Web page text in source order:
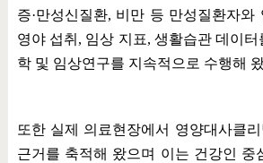
증·만성신질환, 비만 등 만성질환자와
영야 섭취 , 임상 지표,생활습관 데이터
학 및 임상연구를 지속적으로 수행해
또한 실제 의료현장에서 영양대사클
근거를 축적해 왔으며 이는 건강인 중